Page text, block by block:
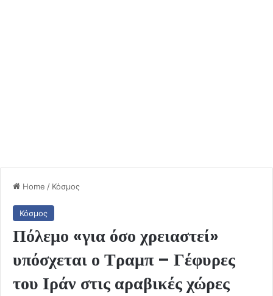
Home / Κόσμος
Κόσμος
Πόλεμο «για όσο χρειαστεί»
υπόσχεται ο Τραμπ – Γέφυρες
του Ιράν στις αραβικές χώρες